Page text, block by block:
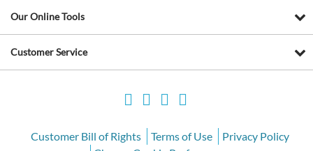
Our Online Tools
Customer Service
Customer Bill of Rights Terms of Use
Privacy Policy